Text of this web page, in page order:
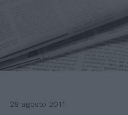
28 agosto 2011